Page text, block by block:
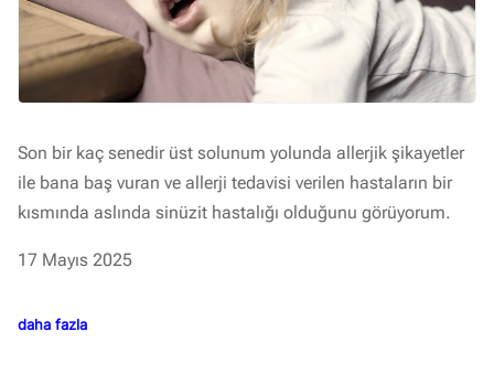
Son bir kaç senedir üst solunum yolunda allerjik şikayetler
ile bana baş vuran ve allerji tedavisi verilen hastaların bir
kısmında aslında sinüzit hastalığı olduğunu görüyorum.
17 Mayıs 2025
daha fazla